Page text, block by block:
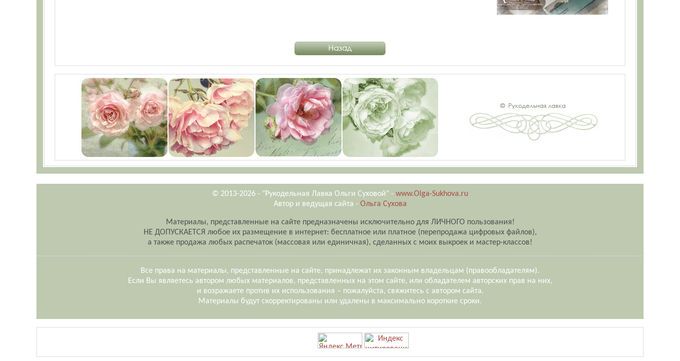
© 2013-2026 - "Рукодельная Лавка Ольги Суховой" - www.Olga-Sukhova.ru
Автор и ведущая сайта - Ольга Сухова
Материалы, представленные на сайте предназначены исключительно для ЛИЧНОГО пользования!
НЕ ДОПУСКАЕТСЯ любое их размещение в интернет: бесплатное или платное (перепродажа цифровых файлов),
а также продажа любых распечаток (массовая или единичная), сделанных с моих выкроек и мастер-классов!
Все права на материалы, представленные на сайте, принадлежат их законным владельцам (правообладателям).
Если Вы являетесь автором любых материалов, представленных на этом сайте, или обладателем авторских прав на них,
и возражаете против их использования – пожалуйста, свяжитесь с автором сайта.
Материалы будут скорректированы или удалены в максимально короткие сроки.